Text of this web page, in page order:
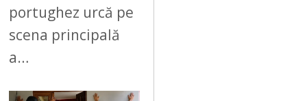
portughez urcă pe
scena principală
a…